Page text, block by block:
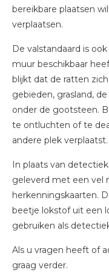
bereikbare plaatsen
verplaatsen.
De valstandaard is
muur beschikbaar
blijkt dat de ratten
gebieden, grasland,
onder de gootsteen.
te ontluchten of te
andere plek verplaatst.
In plaats van
geleverd met een vel
herkenningskaarten.
beetje lokstof uit een
gebruiken als
Als u vragen heeft of
graag verder.